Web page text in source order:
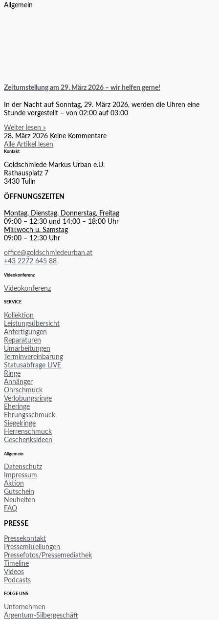
Allgemein
Zeitumstellung am 29. März 2026 – wir helfen gerne!
In der Nacht auf Sonntag, 29. März 2026, werden die Uhren eine
Stunde vorgestellt – von 02:00 auf 03:00
Weiter lesen »
28. März 2026 Keine Kommentare
Alle Artikel lesen
Kontakt
Goldschmiede Markus Urban e.U.
Rathausplatz 7
3430 Tulln
ÖFFNUNGSZEITEN
Montag, Dienstag, Donnerstag, Freitag
09:00 – 12:30 und 14:00 – 18:00 Uhr
Mittwoch u. Samstag
09:00 – 12:30 Uhr
office@goldschmiedeurban.at
+43 2272 645 88
Videokonferenz
Videokonferenz
SERVICE
Kollektion
Leistungsübersicht
Anfertigungen
Reparaturen
Umarbeitungen
Terminvereinbarung
Statusabfrage LIVE
Ringe
Anhänger
Ohrschmuck
Verlobungsringe
Eheringe
Ehrungsschmuck
Siegelringe
Herrenschmuck
Geschenksideen
Allgemein
Datenschutz
Impressum
Aktion
Gutschein
Neuheiten
FAQ
PRESSE
Pressekontakt
Pressemitteilungen
Pressefotos/Pressemediathek
Timeline
Videos
Podcasts
FOLGE UNS
Unternehmen
Argentum-Silbergeschäft